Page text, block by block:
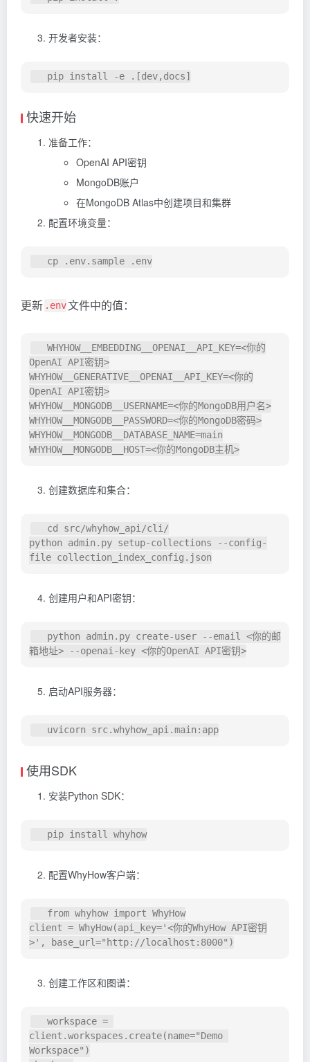
开发者安装：
快速开始
准备工作：
OpenAI API密钥
MongoDB账户
在MongoDB Atlas中创建项目和集群
配置环境变量：
更新 .env文件中的值：
OpenAI API密钥>
WHYHOW__GENERATIVE__OPENAI__API_KEY=<你的
OpenAI API密钥>
WHYHOW__MONGODB__USERNAME=<你的MongoDB用户名>
WHYHOW__MONGODB__PASSWORD=<你的MongoDB密码>
WHYHOW__MONGODB__DATABASE_NAME=main
创建数据库和集合：
python admin.py setup-collections --config-
创建用户和API密钥：
启动API服务器：
使用SDK
安装Python SDK：
配置WhyHow客户端：
client = WhyHow(api_key='<你的WhyHow API密钥
创建工作区和图谱：
client.workspaces.create(name="Demo
Workspace")